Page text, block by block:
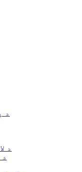
د
د